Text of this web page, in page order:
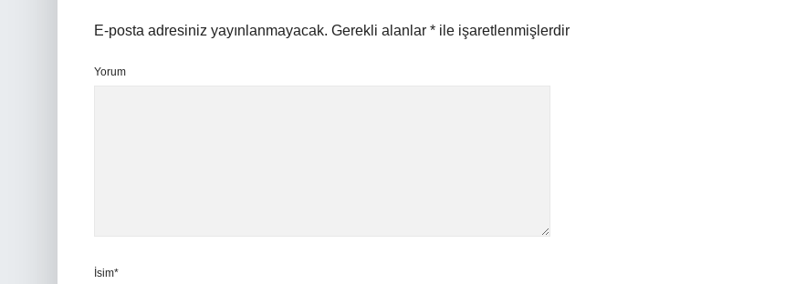
E-posta adresiniz yayınlanmayacak. Gerekli alanlar * ile işaretlenmişlerdir
Yorum
İsim*